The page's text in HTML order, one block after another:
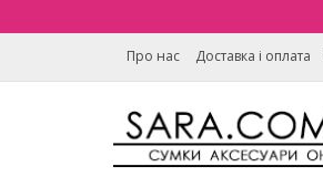
Про нас Доставка і оплата